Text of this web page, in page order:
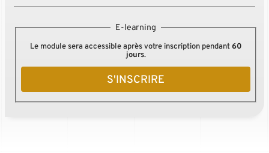
E-learning
Le module sera accessible après votre inscription pendant60
jours.
S'INSCRIRE